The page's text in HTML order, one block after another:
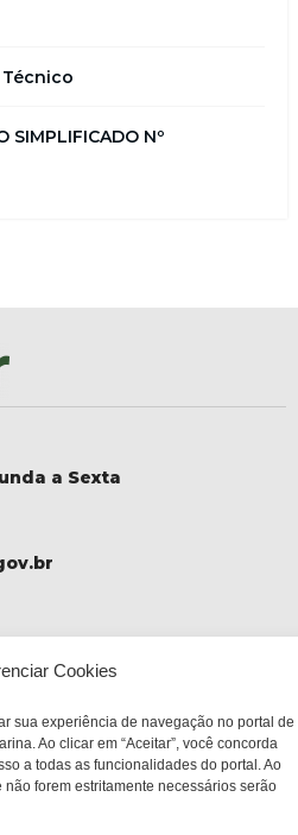
Cookies
sua experiência de navegação no portal de
Ao clicar em “Aceitar”, você concorda
a todas as funcionalidades do portal. Ao
forem estritamente necessários serão
SIMPLIFICADO Nº
a Sexta
de Justiça e Reintegração
- Loja 06
SC